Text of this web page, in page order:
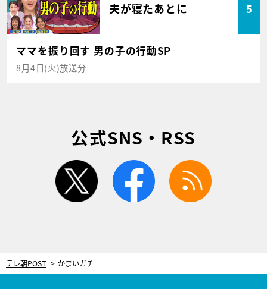
夫が寝たあとに 5
ママを振り回す 男の子の行動SP
8月4日(火)放送分
公式SNS・RSS
twitter facebook
テレ朝POST かまいガチ